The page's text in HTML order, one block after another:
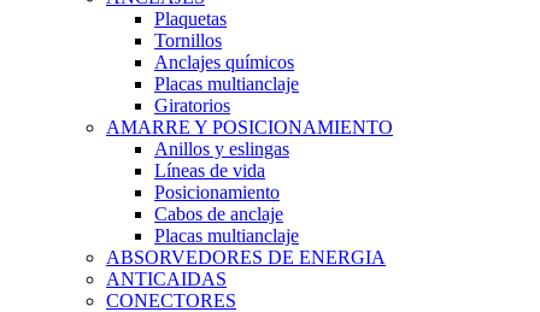
Plaquetas
Tornillos
Anclajes químicos
Placas multianclaje
Giratorios
AMARRE Y POSICIONAMIENTO
Anillos y eslingas
Líneas de vida
Posicionamiento
Cabos de anclaje
Placas multianclaje
ABSORVEDORES DE ENERGIA
ANTICAIDAS
CONECTORES